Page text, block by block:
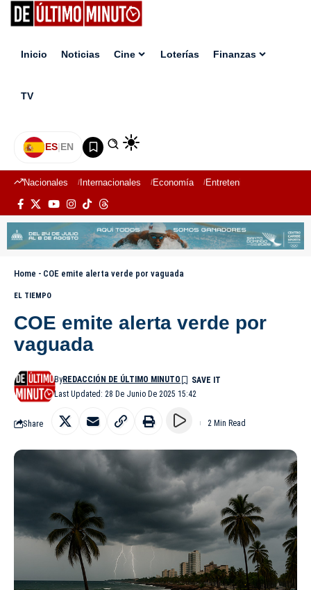
Inicio Noticias Cine Loterías Finanzas
TV
ES|EN
Nacionales Internacionales Economía Entretenimiento
Home - COE emite alerta verde por vaguada
EL TIEMPO
COE emite alerta verde por
vaguada
Last Updated: 28 De Junio De 2025 15:42
ByREDACCIÓN DE ÚLTIMO MINUTO
Share 2 Min Read